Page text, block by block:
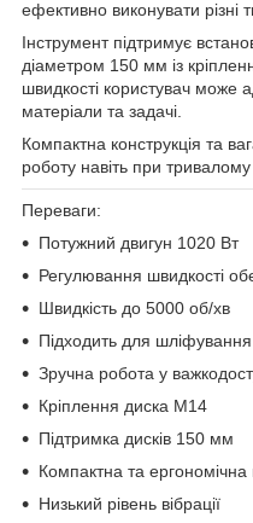
ефективно виконувати різні
Інструмент підтримує
діаметром 150 мм із
швидкості користувач може
матеріали та задачі.
Компактна конструкція та
роботу навіть при тривалому
Переваги:
Потужний двигун 1020 Вт
Регулювання швидкості
Швидкість до 5000 об/хв
Підходить для
Зручна робота у
Кріплення диска M14
Підтримка дисків 150 мм
Компактна та ергономічна
Низький рівень вібрації